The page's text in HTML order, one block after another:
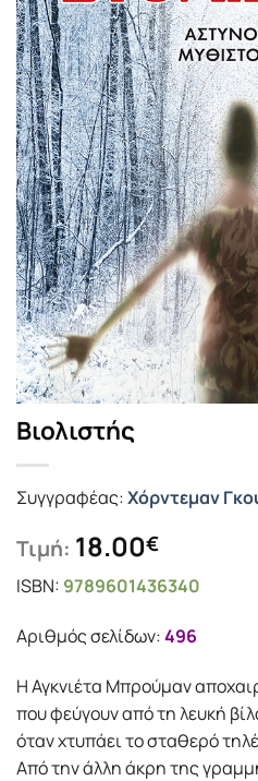
Βιολιστής
Συγγραφέας:Χόρντεµαν
Τιμή: 18.00€
ISBN: 9789601436340
Αριθμός σελίδων:496
Η Αγκνιέτα Μπρούµαν
που φεύγουν από τη λευκή
όταν χτυπάει το σταθερό
Από την άλλη άκρη της